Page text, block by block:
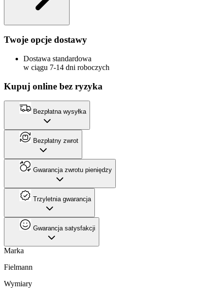
Twoje opcje dostawy
Dostawa standardowa
w ciągu 7-14 dni roboczych
Kupuj online bez ryzyka
Bezpłatna wysyłka
Bezpłatny zwrot
Gwarancja zwrotu pieniędzy
Trzyletnia gwarancja
Gwarancja satysfakcji
Marka
Fielmann
Wymiary